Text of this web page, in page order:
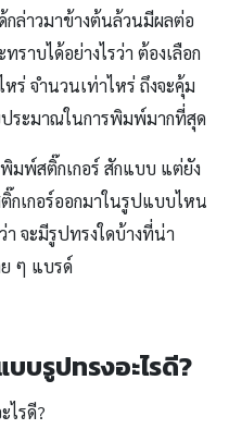
ล่าวมาข้างต้นล้วนมีผลต่อ
าบได้อย่างไรว่า ต้องเลือก
ร่ จำนวนเท่าไหร่ ถึงจะคุ้ม
ระมาณในการพิมพ์มากที่สุด
มพ์สติ๊กเกอร์ สักแบบ แต่ยัง
เกอร์ออกมาในรูปแบบไหน
จะมีรูปทรงใดบ้างที่น่า
ๆ แบรด์
บรูปทรงอะไรดี?